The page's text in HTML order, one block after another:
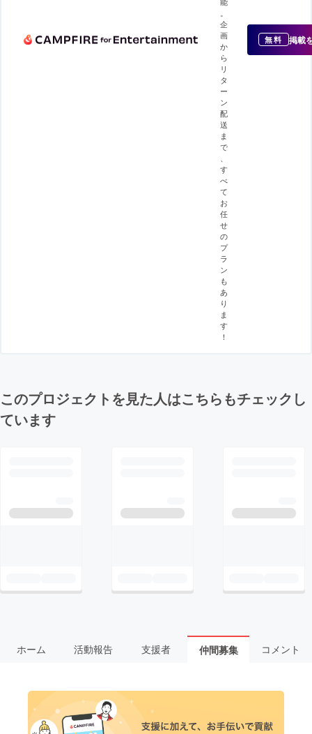
企
画
か
ら
リ
タ
ー
ン
配
送
ま
で
す
べ
て
お
任
せ
の
プ
ラ
ン
も
あ
り
ま
す
！
無料 掲載
このプロジェクトを見た人はこちらもチェックし
ています
ホーム 活動報告 支援者 仲間募集 コメント